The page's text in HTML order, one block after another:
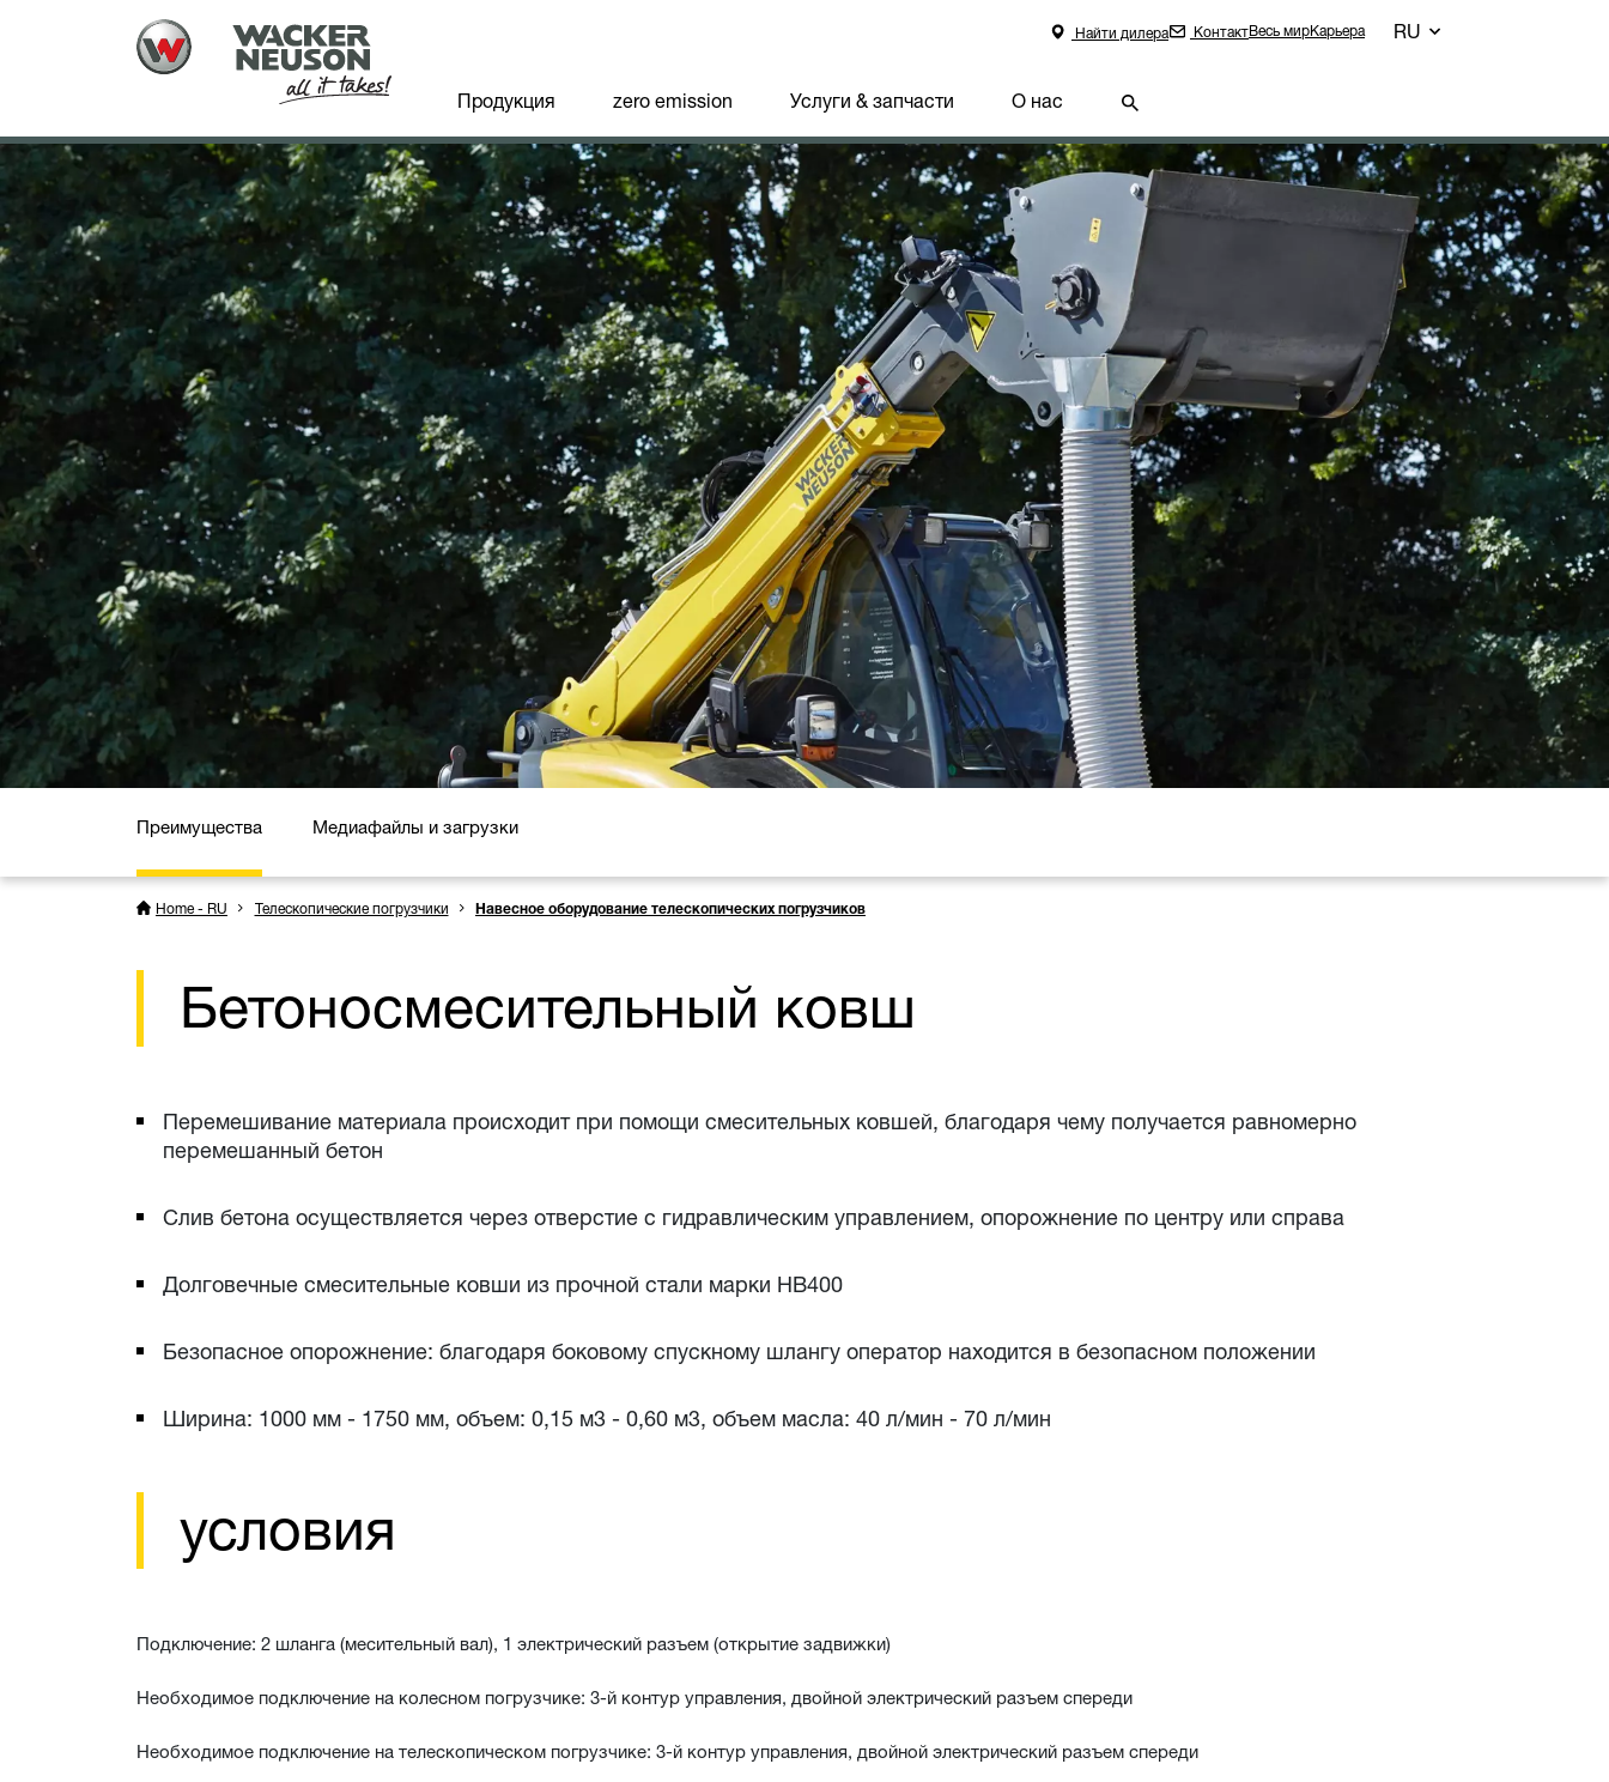
Найти дилера КонтактВесь мирКарьера RU
Продукция zero emission Услуги & запчасти О нас
Преимущества Медиафайлы и загрузки
Home - RU Телескопические погрузчики Навесное оборудование телескопических погрузчиков
Бетоносмесительный ковш
Перемешивание материала происходит при помощи смесительных ковшей, благодаря чему получается равномерно
перемешанный бетон
Слив бетона осуществляется через отверстие с гидравлическим управлением, опорожнение по центру или справа
Долговечные смесительные ковши из прочной стали марки HB400
Безопасное опорожнение: благодаря боковому спускному шлангу оператор находится в безопасном положении
Ширина: 1000 мм - 1750 мм, объем: 0,15 м3 - 0,60 м3, объем масла: 40 л/мин - 70 л/мин
условия
Подключение: 2 шланга (месительный вал), 1 электрический разъем (открытие задвижки)
Необходимое подключение на колесном погрузчике: 3-й контур управления, двойной электрический разъем спереди
Необходимое подключение на телескопическом погрузчике: 3-й контур управления, двойной электрический разъем спереди